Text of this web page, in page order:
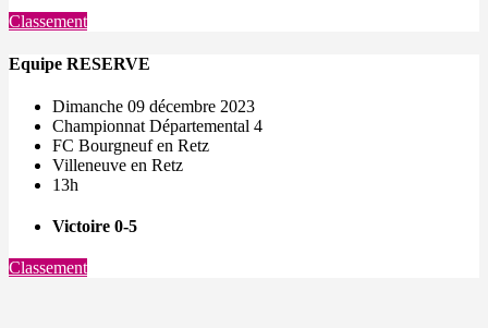
Classement
Equipe RESERVE
Dimanche 09 décembre 2023
Championnat Départemental 4
FC Bourgneuf en Retz
Villeneuve en Retz
13h
Victoire 0-5
Classement